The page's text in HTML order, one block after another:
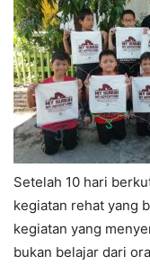
Setelah 10 hari
kegiatan rehat yang
kegiatan yang
bukan belajar dari